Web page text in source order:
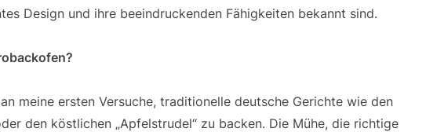
Design und ihre beeindruckenden Fähigkeiten bekannt sind.
meine ersten Versuche, traditionelle deutsche Gerichte wie den
den köstlichen „Apfelstrudel“ zu backen. Die Mühe, die richtige